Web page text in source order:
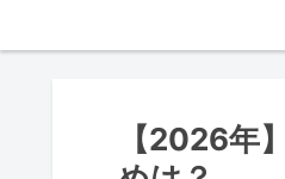
【2026年